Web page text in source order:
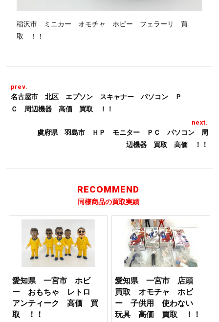
稲沢市 ミニカー オモチャ ホビー フェラーリ 買
取 ！！
prev.
名古屋市 北区 エプソン スキャナー パソコン Ｐ
Ｃ 周辺機器 高価 買取 ！！
next.
虞府県 羽島市 ＨＰ モニター ＰＣ パソコン 周
辺機器 買取 高価 ！！
RECOMMEND
同様商品の買取実績
愛知県 一宮市 ホビ
ー おもちゃ レトロ
アンティーク 高価 買
取 ！！
愛知県 一宮市 店頭
買取 オモチャ ホビ
ー 子供用 使わない
玩具 高価 買取 ！！